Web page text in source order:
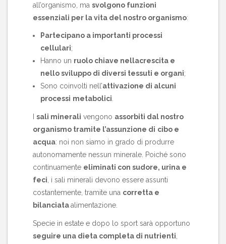
all’organismo, ma svolgono funzioni
essenziali per la vita del nostro organismo:
Partecipano a importanti processi
cellulari;
Hanno un ruolo chiave nellacrescita e
nello sviluppo di diversi tessuti e organi;
Sono coinvolti nell’attivazione di alcuni
processi metabolici
sali minerali vengono assorbiti dal nostro
organismo tramite l’assunzione di cibo e
acqua: noi non siamo in grado di produrre
autonomamente nessun minerale. Poiché sono
continuamente eliminati con sudore, urina e
feci , i sali minerali devono essere assunti
costantemente, tramite una corretta e
bilanciataalimentazione
Specie in estate e dopo lo sport sarà opportuno
seguire una dieta completa di nutrienti,